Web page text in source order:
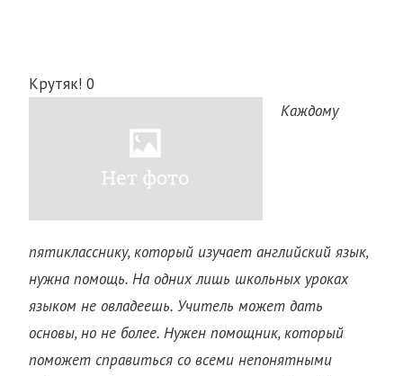
Крутяк! 0
Каждому
пятикласснику, который изучает английский язык,
нужна помощь. На одних лишь школьных уроках
языком не овладеешь. Учитель может дать
основы, но не более. Нужен помощник, который
поможет справиться со всеми непонятными